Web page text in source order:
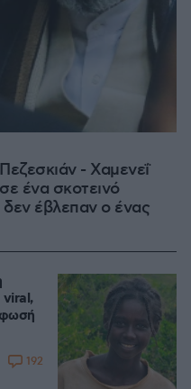
- Χαμενεΐ
ένα σκοτεινό
έβλεπαν ο ένας
viral,
192